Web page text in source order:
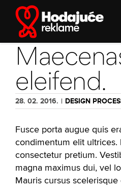
content
eleifend.
28. 02. 2016. | DESIGN
Fusce porta augue quis
condimentum elit
consectetur pretium.
magna maximus dui, vel
Mauris cursus